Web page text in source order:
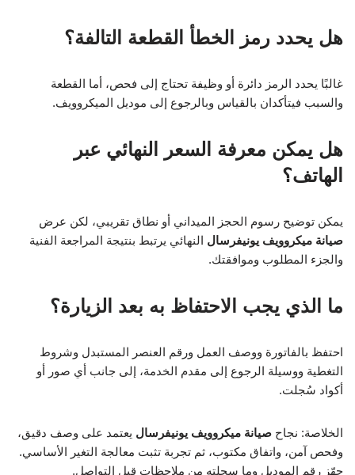
هل يحدد رمز الخطأ القطعة التالفة؟
غالبًا يحدد الرمز دائرة أو وظيفة تحتاج إلى فحص، أما القطعة
والسبب فيتأكدان بالقياس وبالرجوع إلى موديل الميكروويف.
هل يمكن معرفة السعر النهائي عبر
الهاتف؟
يمكن توضيح رسوم الحجز الميداني أو نطاق تقريبي، لكن عرض
صيانة ميكروويف يونيفرسال النهائي يرتبط بنتيجة المراجعة الفنية
والجزء المطلوب وموافقتك.
ما الذي يجب الاحتفاظ به بعد الزيارة؟
احتفظ بالفاتورة ووصف العمل ورقم العنصر المستبدل وشروط
التغطية ووسيلة الرجوع إلى مقدم الخدمة، إلى جانب أي صور أو
أكواد سُجلت.
الخلاصة: نجاح صيانة ميكروويف يونيفرسال يعتمد على وصف دقيق،
وفحص آمن، واتفاق مكتوب، ثم تجربة تثبت معالجة التغير الأساسي.
جهّز رقم الموديل وما سجلته من ملاحظات قبل التواصل.